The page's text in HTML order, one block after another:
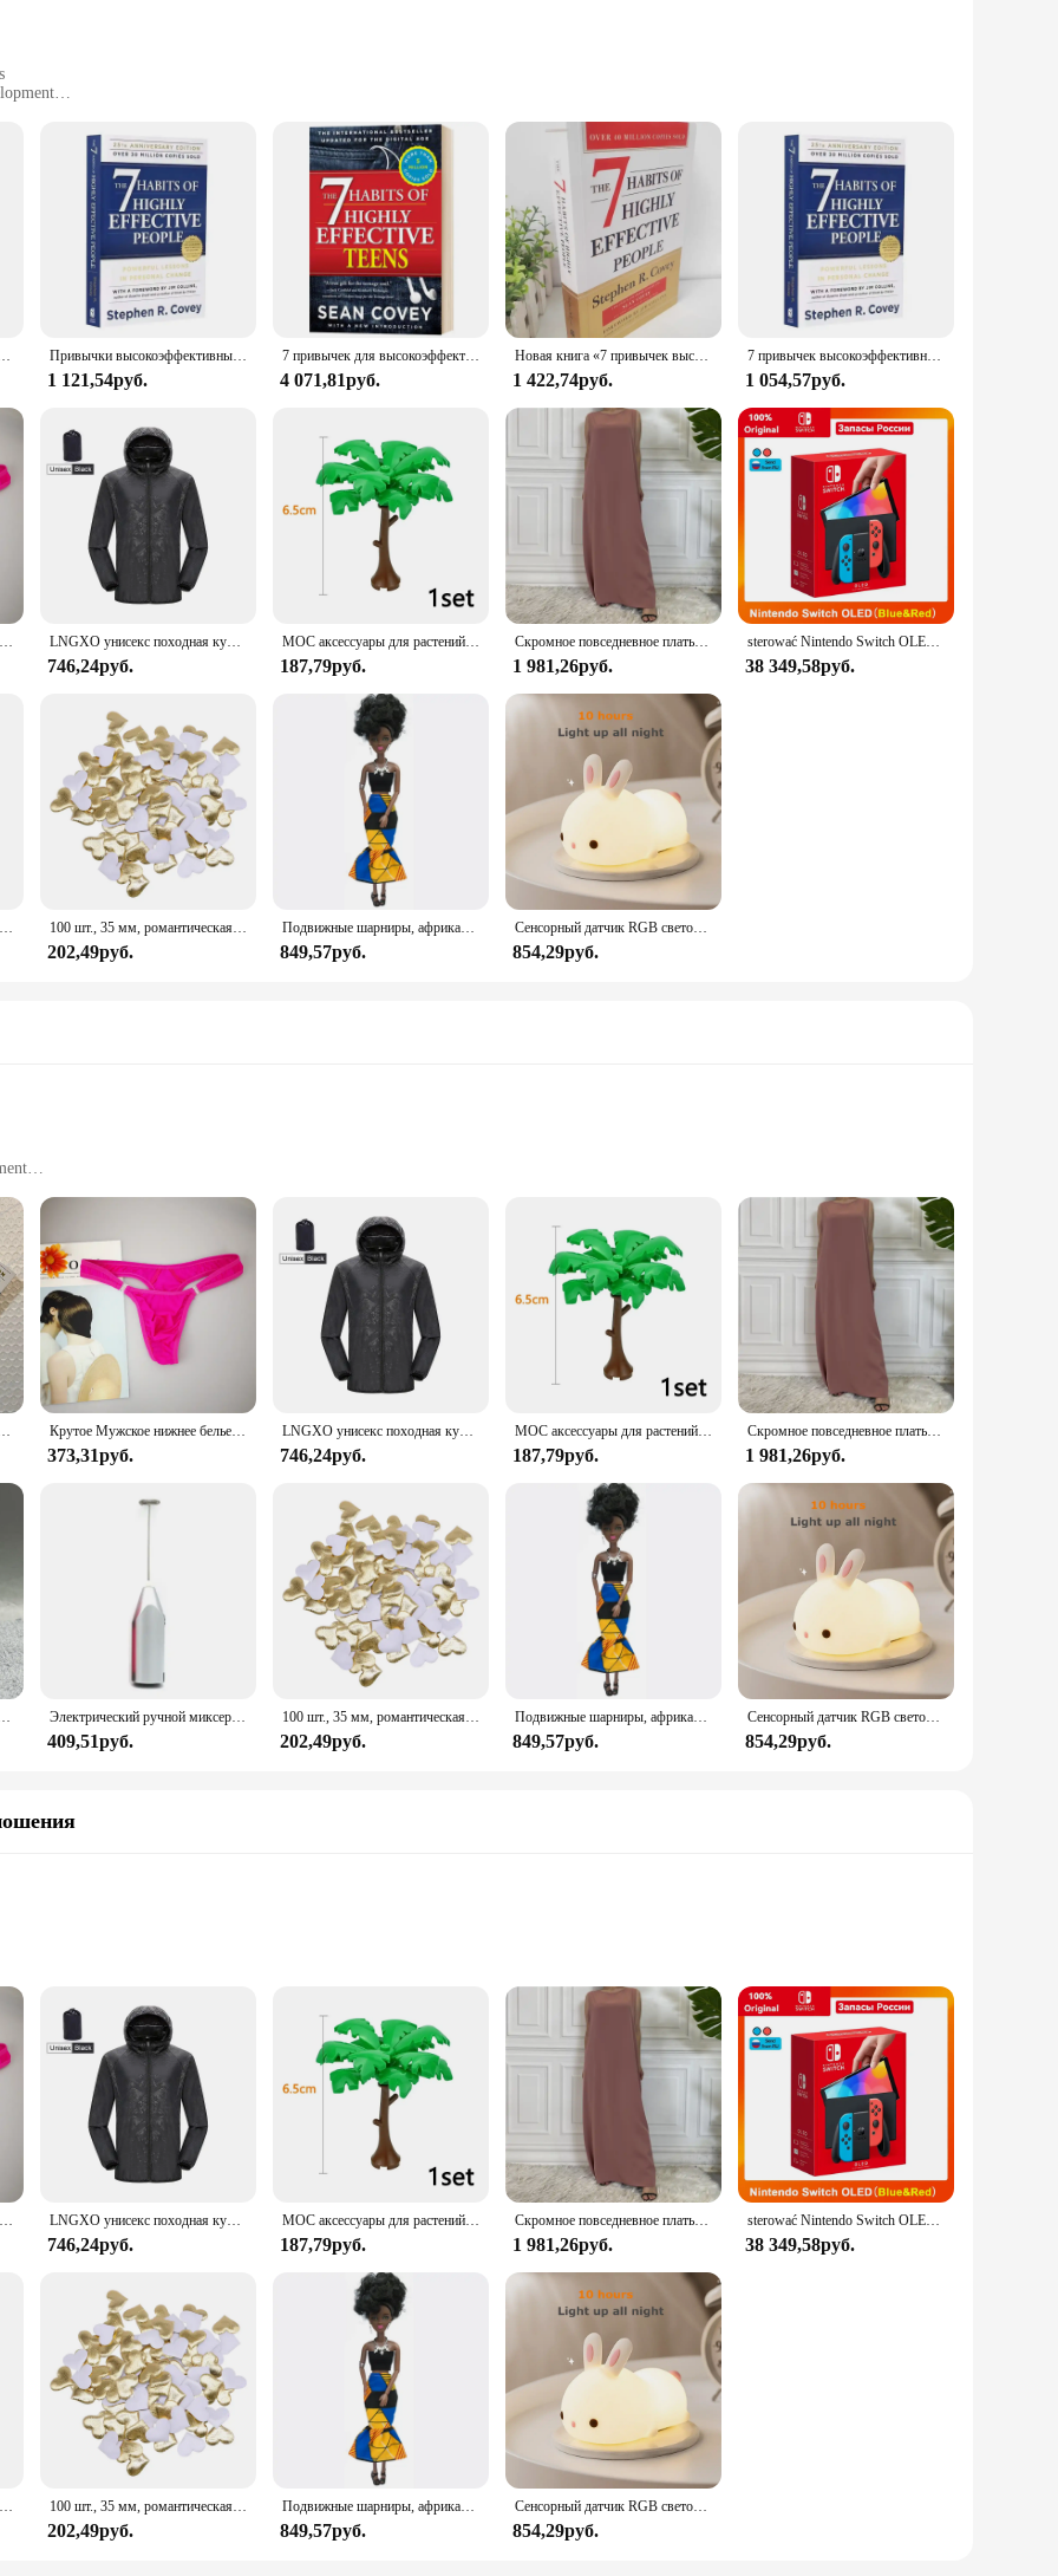
to carry and read
to improve their life. This self-improvement guide, with its elegant cover design and gold foil accents, is not just a book; it's a
a renowned author, this book offers a comprehensive approach to self-development, providing a roadmap for individuals seeking to
the 7 Habits Book is designed to be accessible and engaging. Its straightforward language and practical advice make it an ideal
The book's adaptive scenario ensures that it resonates with a wide audience, from students to professionals, and serves as a valuable
7 Habits Book is an excellent choice. It's not just a book; it's a gift that keeps on giving. With its ability to cater to a broad range of
looking to offer a meaningful product that resonates with their customers. Whether you're purchasing for personal use or as a gift, the
inspiration.
R. Covey в английском оригинальная профессиональная книга для чтения Привычки высокоэффективных людей 7 английский оригинал семь привычек высокоэффективной книги
1 121,54руб.
7 привычек для высокоэффективных подростков, Самые продаваемые книги на английском языке, книги для самопомощи 9781476764665
4 071,81руб.
Новая книга «7 привычек высокоэффективных людей» от Стивена Р. Кайя в мягкой обложке на английском языке
1 422,74руб.
7 привычек высокоэффективных людей, английская оригинальная Книга от Stephen R. Профессиональная книга для чтения Covey
1 054,57руб.
Крутое Мужское нижнее белье с пуговицами, сексуальное эротическое нижнее белье для мужчин, стринги для геев, Размеры M L XL LNGXO унисекс походная куртка для мужчин и женщин водонепроницаемая быстросохнущая ветровка для кемпинга треккинговая рыбалка дождевик уличная анти-УФ-одежда
746,24руб.
MOC аксессуары для растений, кирпичи 3471 2435 6064 3778, городской дом, деревья, сосна, колючая кущ, зеленая трава, военные строительные кирпичи, игрушки
187,79руб.
Скромное повседневное платье Abaya Femme, универсальное внутреннее платье без рукавов, мусульманское платье для женщин, халат макси, кафтан, марокканская исламская одежда
1 981,26руб.
sterować Nintendo Switch OLED-модель, белый набор, 7-дюймовый цветной экран, ручка Joy Con, улучшенная аудиорегулируема консоль, стабильный режим телевизора
38 349,58руб.
Электрический ручной миксер из нержавеющей стали, Легкий Блендер для выпечки и приготовления пищи 100 шт., 35 мм, романтическая губка, атласная ткань, лепестки в форме сердца, свадебные конфетти, настольная кровать, лепестки в форме сердца, свадебное украшение на день Святого Валентина
202,49руб.
Подвижные шарниры, африканская черная кукла для американских кукол, аксессуары, тело Nudy с одеждой для Барби, игрушка для девочки, ролевая детская игрушка, подарок
849,57руб.
Сенсорный датчик RGB светодиодный ночник с кроликом, 16 цветов, USB перезаряжаемая силиконовая лампа в виде кролика для детей, детские игрушки, подарок на фестиваль
854,29руб.
to carry
individuals in their quest for personal growth and professional excellence. This self-help book, categorized under the sub-category of
their life skills and achieve their full potential. The book's contemporary design and easy-to-read layout make it an accessible and
habits or a student looking to build a strong foundation for your future, the 7 Habits Book is tailored to meet your needs. The book's
advice and strategies that can be applied immediately to your daily life. Its lightweight and standard book size make it convenient
time and in any place.
to any vendor or supplier's inventory. It is designed to cater to a broad audience, making it a versatile item that can be sold in sets or
it a valuable resource for anyone looking to improve their personal or professional life. Its enduring appeal and relevance make it a
R. Covey в английском оригинальная профессиональная книга для чтения Крутое Мужское нижнее белье с пуговицами, сексуальное эротическое нижнее белье для мужчин, стринги для геев, Размеры M L XL
373,31руб.
LNGXO унисекс походная куртка для мужчин и женщин водонепроницаемая быстросохнущая ветровка для кемпинга треккинговая рыбалка дождевик уличная анти-УФ-одежда
746,24руб.
MOC аксессуары для растений, кирпичи 3471 2435 6064 3778, городской дом, деревья, сосна, колючая кущ, зеленая трава, военные строительные кирпичи, игрушки
187,79руб.
Скромное повседневное платье Abaya Femme, универсальное внутреннее платье без рукавов, мусульманское платье для женщин, халат макси, кафтан, марокканская исламская одежда
1 981,26руб.
выбрать обувь, каблук, сапоги, игрушки для девочек «сделай сам» Электрический ручной миксер из нержавеющей стали, Легкий Блендер для выпечки и приготовления пищи
409,51руб.
100 шт., 35 мм, романтическая губка, атласная ткань, лепестки в форме сердца, свадебные конфетти, настольная кровать, лепестки в форме сердца, свадебное украшение на день Святого Валентина
202,49руб.
Подвижные шарниры, африканская черная кукла для американских кукол, аксессуары, тело Nudy с одеждой для Барби, игрушка для девочки, ролевая детская игрушка, подарок
849,57руб.
Сенсорный датчик RGB светодиодный ночник с кроликом, 16 цветов, USB перезаряжаемая силиконовая лампа в виде кролика для детей, детские игрушки, подарок на фестиваль
854,29руб.
improvement
for easy handling
Book, a comprehensive guide designed to help you navigate the complexities of life and relationships. This self-help book is not just a
you to adopt positive habits that will enhance your life and those around you. With its elegant design and easy-to-read layout, the
experience.
The 7 Habits Book is an excellent addition to your inventory, catering to a wide audience seeking personal growth and self-
this book is not only a valuable resource for individuals but also a profitable investment for businesses. The sets available for sale make it
thoughtful gift for friends and family.
to improve your life, the 7 Habits Book is a versatile resource that can be applied to various scenarios. Its practical advice and
of life, making it a valuable addition to any personal library. The book's compact size and lightweight design make it easy to carry,
you need it. Embrace the power of positive habits and transform your life with the 7 Habits Book.
Крутое Мужское нижнее белье с пуговицами, сексуальное эротическое нижнее белье для мужчин, стринги для геев, Размеры M L XL LNGXO унисекс походная куртка для мужчин и женщин водонепроницаемая быстросохнущая ветровка для кемпинга треккинговая рыбалка дождевик уличная анти-УФ-одежда
746,24руб.
MOC аксессуары для растений, кирпичи 3471 2435 6064 3778, городской дом, деревья, сосна, колючая кущ, зеленая трава, военные строительные кирпичи, игрушки
187,79руб.
Скромное повседневное платье Abaya Femme, универсальное внутреннее платье без рукавов, мусульманское платье для женщин, халат макси, кафтан, марокканская исламская одежда
1 981,26руб.
sterować Nintendo Switch OLED-модель, белый набор, 7-дюймовый цветной экран, ручка Joy Con, улучшенная аудиорегулируема консоль, стабильный режим телевизора
38 349,58руб.
Электрический ручной миксер из нержавеющей стали, Легкий Блендер для выпечки и приготовления пищи 100 шт., 35 мм, романтическая губка, атласная ткань, лепестки в форме сердца, свадебные конфетти, настольная кровать, лепестки в форме сердца, свадебное украшение на день Святого Валентина
202,49руб.
Подвижные шарниры, африканская черная кукла для американских кукол, аксессуары, тело Nudy с одеждой для Барби, игрушка для девочки, ролевая детская игрушка, подарок
849,57руб.
Сенсорный датчик RGB светодиодный ночник с кроликом, 16 цветов, USB перезаряжаемая силиконовая лампа в виде кролика для детей, детские игрушки, подарок на фестиваль
854,29руб.